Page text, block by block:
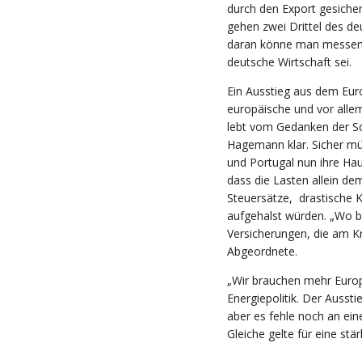
durch den Export
gehen zwei Drittel des
daran könne man
deutsche Wirtschaft sei.
Ein Ausstieg aus dem
europäische und vor
lebt vom Gedanken der
Hagemann klar. Sicher
und Portugal nun ihre
dass die Lasten allein
Steuersätze, drastische
aufgehalst würden. „Wo
Versicherungen, die am
Abgeordnete.
„Wir brauchen mehr
Energiepolitik. Der
aber es fehle noch an
Gleiche gelte für eine